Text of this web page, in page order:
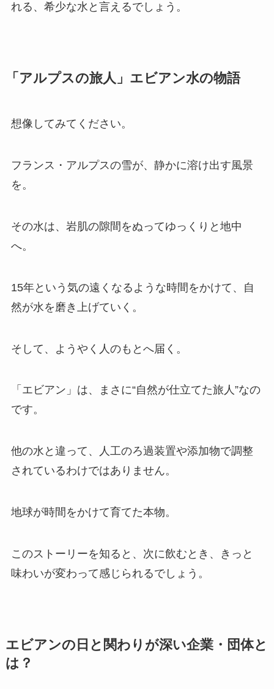
れる、希少な水と言えるでしょう。
「アルプスの旅人」エビアン水の物語
想像してみてください。
フランス・アルプスの雪が、静かに溶け出す風景
を。
その水は、岩肌の隙間をぬってゆっくりと地中
へ。
15年という気の遠くなるような時間をかけて、自
然が水を磨き上げていく。
そして、ようやく人のもとへ届く。
「エビアン」は、まさに“自然が仕立てた旅人”なの
です。
他の水と違って、人工のろ過装置や添加物で調整
されているわけではありません。
地球が時間をかけて育てた本物。
このストーリーを知ると、次に飲むとき、きっと
味わいが変わって感じられるでしょう。
エビアンの日と関わりが深い企業・団体と
は？